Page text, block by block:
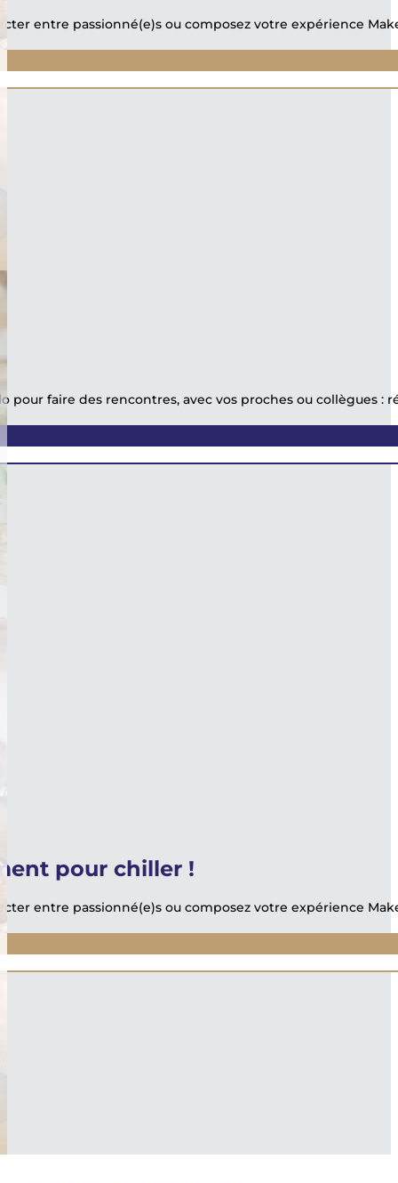
entre passionné(e)s ou composez votre expérience
pour faire des rencontres, avec vos proches ou collègues :
pour chiller !
entre passionné(e)s ou composez votre expérience